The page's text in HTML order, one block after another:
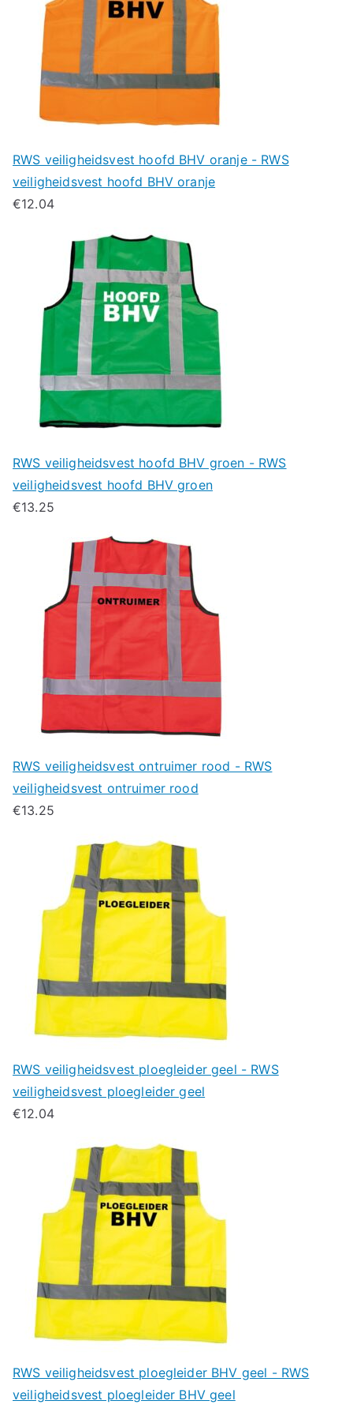
RWS veiligheidsvest hoofd BHV oranje - RWS
veiligheidsvest hoofd BHV oranje
€12.04
RWS veiligheidsvest hoofd BHV groen - RWS
veiligheidsvest hoofd BHV groen
€13.25
RWS veiligheidsvest ontruimer rood - RWS
veiligheidsvest ontruimer rood
€13.25
RWS veiligheidsvest ploegleider geel - RWS
veiligheidsvest ploegleider geel
€12.04
RWS veiligheidsvest ploegleider BHV geel - RWS
veiligheidsvest ploegleider BHV geel